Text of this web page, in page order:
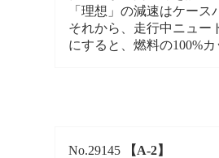
「理想」の減速はケース
それから、走行中ニュー
にすると、燃料の100%
No.29145 【A-2】